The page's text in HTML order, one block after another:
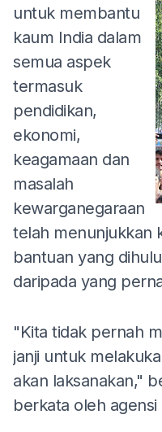
untuk membantu
kaum India dalam
semua aspek
termasuk
pendidikan,
ekonomi,
keagamaan dan
masalah
kewarganegaraan
telah menunjukkan
bantuan yang
daripada yang
"Kita tidak pernah
janji untuk
akan laksanakan,"
berkata oleh